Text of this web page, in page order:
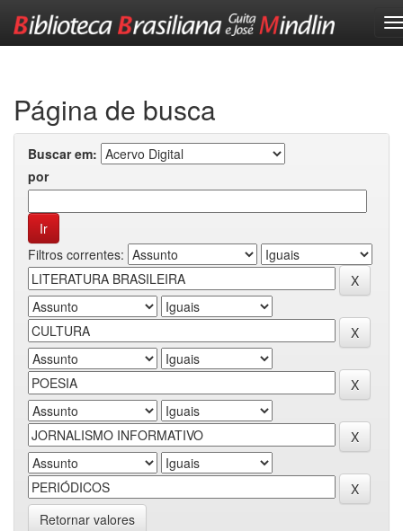
Página de busca
Buscar em:
por
Filtros correntes:
Retornar valores